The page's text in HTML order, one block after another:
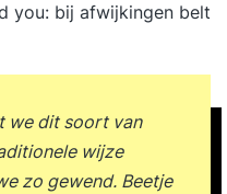
you: bij afwijkingen belt
we dit soort van
wijze
zo gewend. Beetje